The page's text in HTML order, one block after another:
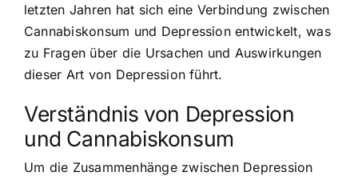
letzten Jahren hat sich eine Verbindung zwischen
Cannabiskonsum und Depression entwickelt, was
zu Fragen über die Ursachen und Auswirkungen
dieser Art von Depression führt.
Verständnis von Depression
und Cannabiskonsum
Um die Zusammenhänge zwischen Depression